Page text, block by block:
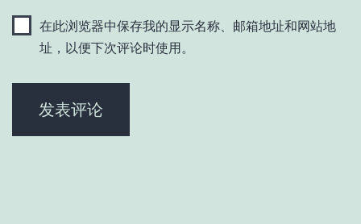
在此浏览器中保存我的显示名称、邮箱地址和网站地
址，以便下次评论时使用。